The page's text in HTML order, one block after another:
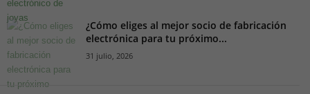
¿Cómo eliges al mejor socio de fabricación
electrónica para tu próximo...
31 julio, 2026